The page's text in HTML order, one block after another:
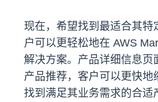
现在，希望找到最适合其特
户可以更轻松地在 AWS
解决方案。产品详细信息页
产品推荐，客户可以更快地
找到满足其业务需求的合适